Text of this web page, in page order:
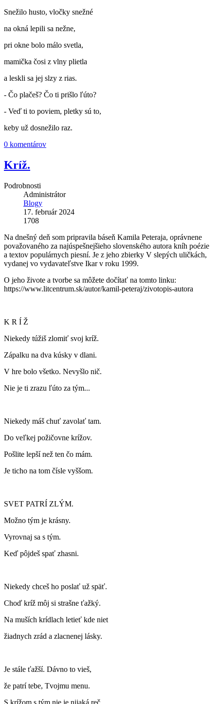
Snežilo husto, vločky snežné
na okná lepili sa nežne,
pri okne bolo málo svetla,
mamička čosi z vlny plietla
a leskli sa jej slzy z rias.
- Čo plačeš? Čo ti prišlo ľúto?
- Veď ti to poviem, pletky sú to,
keby už dosnežilo raz.
0 komentárov
Kríž.
Podrobnosti
Administrátor
Blogy
17. február 2024
1708
Na dnešný deň som pripravila báseň Kamila Peteraja, oprávnene
považovaného za najúspešnejšieho slovenského autora kníh poézie
a textov populárnych piesní. Je z jeho zbierky V slepých uličkách,
vydanej vo vydavateľstve Ikar v roku 1999.
O jeho živote a tvorbe sa môžete dočítať na tomto linku:
https://www.litcentrum.sk/autor/kamil-peteraj/zivotopis-autora
K R Í Ž
Niekedy túžiš zlomiť svoj kríž.
Zápalku na dva kúsky v dlani.
V hre bolo všetko. Nevyšlo nič.
Nie je ti zrazu ľúto za tým...
Niekedy máš chuť zavolať tam.
Do veľkej požičovne krížov.
Pošlite lepší než ten čo mám.
Je ticho na tom čísle vyššom.
SVET PATRÍ ZLÝM.
Možno tým je krásny.
Vyrovnaj sa s tým.
Keď pôjdeš spať zhasni.
Niekedy chceš ho poslať už späť.
Choď kríž môj si strašne ťažký.
Na muších krídlach letieť kde niet
žiadnych zrád a zlacnenej lásky.
Je stále ťažší. Dávno to vieš,
že patrí tebe, Tvojmu menu.